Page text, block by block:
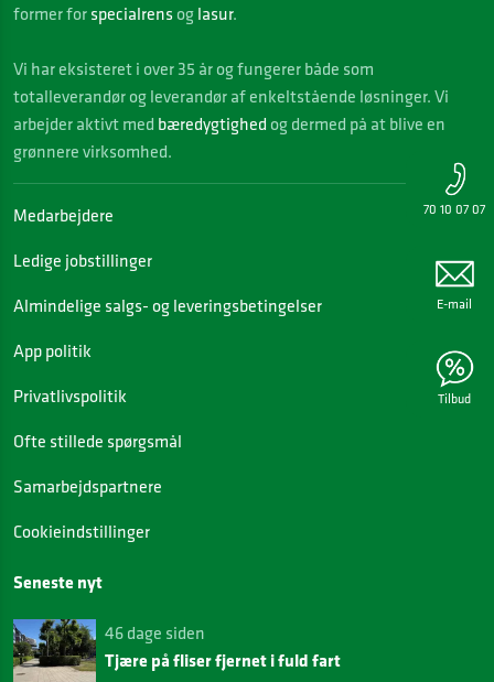
70 10 07 07
E-mail
Tilbud
former for specialrens og lasur.
Vi har eksisteret i over 35 år og fungerer både som
totalleverandør og leverandør af enkeltstående løsninger. Vi
arbejder aktivt med bæredygtighed og dermed på at blive en
grønnere virksomhed.
Medarbejdere
Ledige jobstillinger
Almindelige salgs- og leveringsbetingelser
App politik
Privatlivspolitik
Ofte stillede spørgsmål
Samarbejdspartnere
Cookieindstillinger
Seneste nyt
46 dage siden
Tjære på fliser fjernet i fuld fart